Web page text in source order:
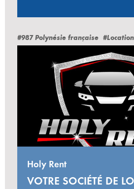
#987 Polynésie française
Holy Rent
VOTRE SOCIÉTÉ DE